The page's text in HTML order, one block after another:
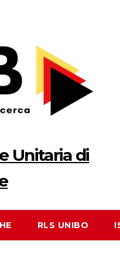
Unitaria di
RLS UNIBO